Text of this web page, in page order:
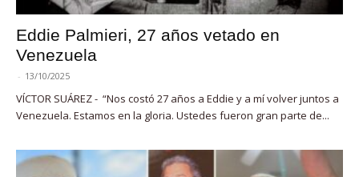
Eddie Palmieri, 27 años vetado en
Venezuela
- 13/10/2025
VÍCTOR SUÁREZ - “Nos costó 27 años a Eddie y a mí volver juntos a
Venezuela. Estamos en la gloria. Ustedes fueron gran parte de...